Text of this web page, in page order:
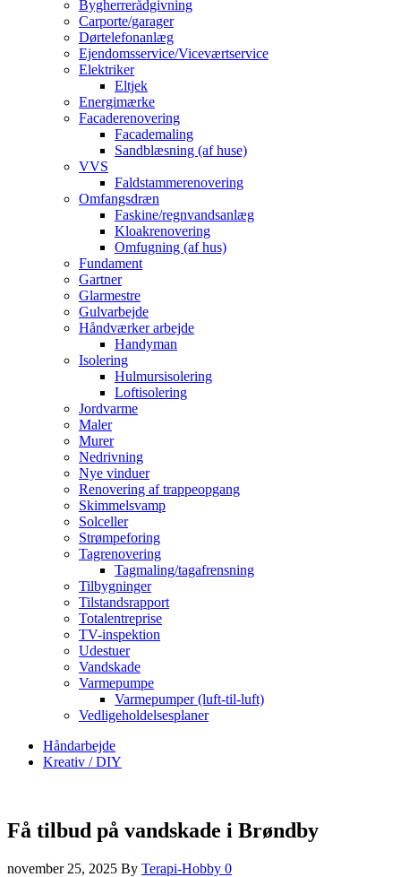
Bygherrerådgivning
Carporte/garager
Dørtelefonanlæg
Ejendomsservice/Viceværtservice
Elektriker
Eltjek
Energimærke
Facaderenovering
Facademaling
Sandblæsning (af huse)
VVS
Faldstammerenovering
Omfangsdræn
Faskine/regnvandsanlæg
Kloakrenovering
Omfugning (af hus)
Fundament
Gartner
Glarmestre
Gulvarbejde
Håndværker arbejde
Handyman
Isolering
Hulmursisolering
Loftisolering
Jordvarme
Maler
Murer
Nedrivning
Nye vinduer
Renovering af trappeopgang
Skimmelsvamp
Solceller
Strømpeforing
Tagrenovering
Tagmaling/tagafrensning
Tilbygninger
Tilstandsrapport
Totalentreprise
TV-inspektion
Udestuer
Vandskade
Varmepumpe
Varmepumper (luft-til-luft)
Vedligeholdelsesplaner
Håndarbejde
Kreativ / DIY
Få tilbud på vandskade i Brøndby
november 25, 2025 By Terapi-Hobby 0